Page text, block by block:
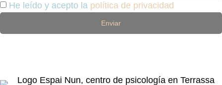
He leído y acepto la política de privacidad
Enviar